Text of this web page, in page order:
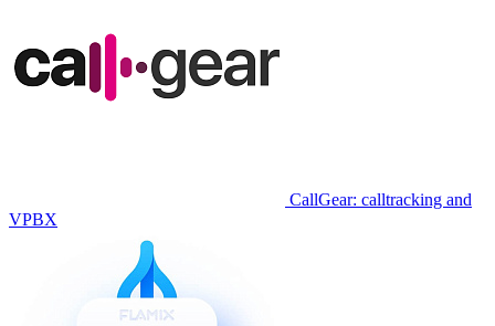
CallGear: calltracking and
VPBX